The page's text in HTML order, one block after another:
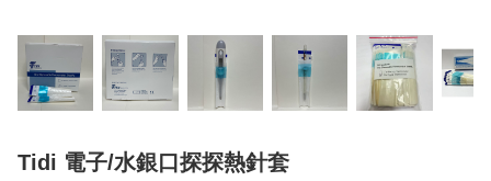
Tidi 電子/水銀口探探熱針套